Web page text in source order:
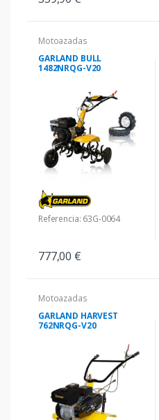
Motoazadas
GARLAND BULL
1482NRQG-V20
Referencia: 63G-0064
777,00 €
Motoazadas
GARLAND HARVEST
762NRQG-V20